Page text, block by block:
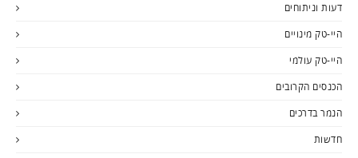
דעות וניתוחים
היי-טק מינויים
היי-טק עולמי
הכנסים הקרובים
הנמר בדרכים
חדשות